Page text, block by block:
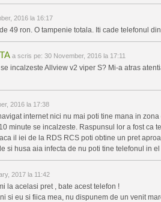
2016 la 16:17
49 ron. O tampenie totala. Iti cade telefonul din
a scris pe: 30 November, 2016 la 17:11
incalzeste Allview v2 viper S? Mi-a atras
2016 la 17:38
internet nici nu mai poti tine mana in zona
minute se incalzeste. Raspunsul lor a fost ca
il iei de la RDS RCS poti obtine un pret
si husa aia infecta de nu poti tine telefonul in el
2017 la 11:42
la acelasi pret , bate acest telefon !
si eu si fiica mea, nu dispunem de un venit